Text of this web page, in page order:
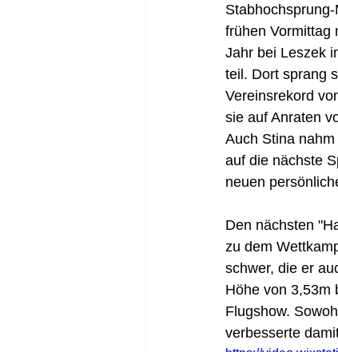
frühen Vormittag
Jahr bei Leszek
teil. Dort sprang
Vereinsrekord
sie auf Anraten
Auch Stina
auf die nächste
neuen
Den nächsten
zu dem
schwer, die er
Höhe von 3,53m
Flugshow.
verbesserte